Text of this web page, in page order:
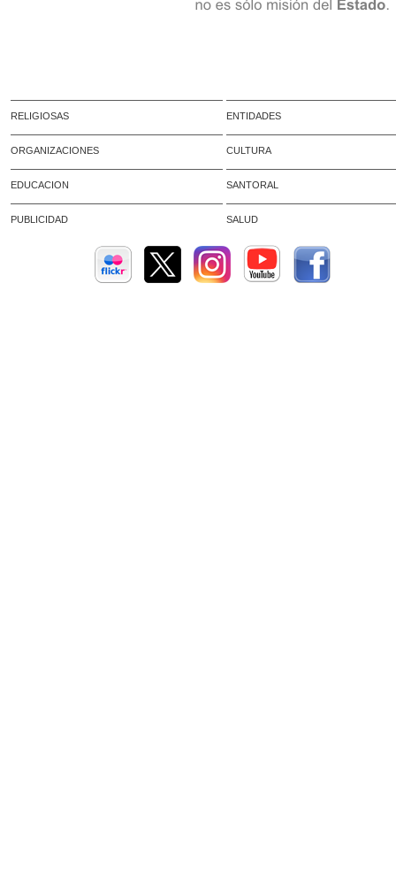
RELIGIOSAS ENTIDADES
ORGANIZACIONES CULTURA
EDUCACION SANTORAL
PUBLICIDAD SALUD